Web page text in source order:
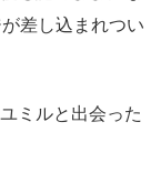
差し込まれつい
ミルと出会った